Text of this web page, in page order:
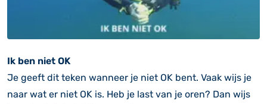
Ik ben niet OK
Je geeft dit teken wanneer je niet OK bent. Vaak wijs je
naar wat er niet OK is. Heb je last van je oren? Dan wijs